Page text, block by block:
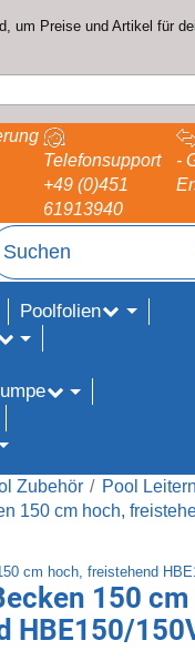
um Preise und Artikel für
Telefonsupport
+49 (0)451
61913940
-
Poolfolien
Zubehör Pool Leitern
150 cm hoch,
150
HBE150/